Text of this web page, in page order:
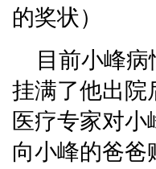
的奖状）
目前小峰
挂满了他出院
医疗专家对
向小峰的爸爸